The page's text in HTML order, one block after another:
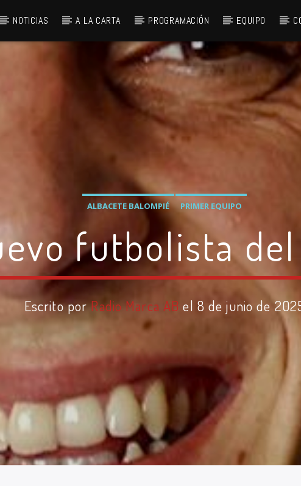
NOTICIAS A LA CARTA PROGRAMACIÓN EQUIPO
ALBACETE BALOMPIÉ PRIMER EQUIPO
futbolista del
Escrito porRadio Marca AB el 8 de junio de